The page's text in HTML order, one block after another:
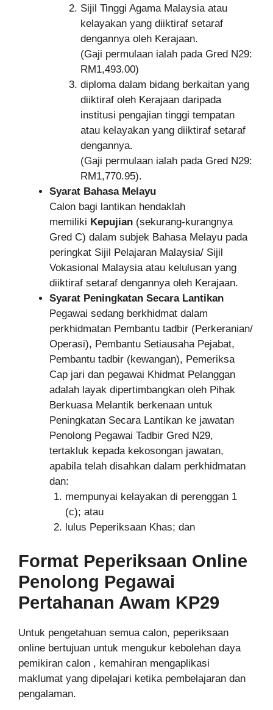
Sijil Tinggi Agama Malaysia atau
kelayakan yang diiktiraf setaraf
dengannya oleh Kerajaan.
(Gaji permulaan ialah pada Gred N29:
RM1,493.00)
diploma dalam bidang berkaitan yang
diiktiraf oleh Kerajaan daripada
institusi pengajian tinggi tempatan
atau kelayakan yang diiktiraf setaraf
dengannya.
(Gaji permulaan ialah pada Gred N29:
RM1,770.95).
Syarat Bahasa Melayu
Calon bagi lantikan hendaklah
memiliki Kepujian (sekurang-kurangnya
Gred C) dalam subjek Bahasa Melayu pada
peringkat Sijil Pelajaran Malaysia/ Sijil
Vokasional Malaysia atau kelulusan yang
diiktiraf setaraf dengannya oleh Kerajaan.
Syarat Peningkatan Secara Lantikan
Pegawai sedang berkhidmat dalam
perkhidmatan Pembantu tadbir (Perkeranian/
Operasi), Pembantu Setiausaha Pejabat,
Pembantu tadbir (kewangan), Pemeriksa
Cap jari dan pegawai Khidmat Pelanggan
adalah layak dipertimbangkan oleh Pihak
Berkuasa Melantik berkenaan untuk
Peningkatan Secara Lantikan ke jawatan
Penolong Pegawai Tadbir Gred N29,
tertakluk kepada kekosongan jawatan,
apabila telah disahkan dalam perkhidmatan
dan:
mempunyai kelayakan di perenggan 1
(c); atau
lulus Peperiksaan Khas; dan
Format Peperiksaan Online
Penolong Pegawai
Pertahanan Awam KP29
Untuk pengetahuan semua calon, peperiksaan
online bertujuan untuk mengukur kebolehan daya
pemikiran calon , kemahiran mengaplikasi
maklumat yang dipelajari ketika pembelajaran dan
pengalaman.